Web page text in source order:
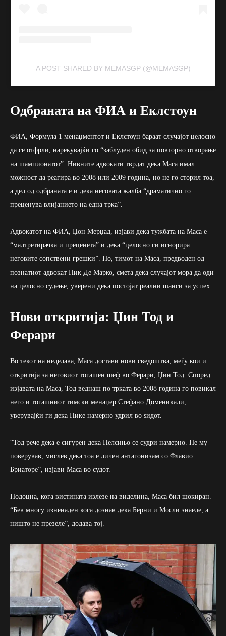
A POST SHARED BY MEMASGP (@MEMASGP)
Одбраната на ФИА и Еклстоун
ФИА, Формула 1 менаџментот и Еклстоун бараат случајот целосно
да се отфрли, нарекувајќи го “заблуден обид за повторно отворање
на шампионатот”. Нивните адвокати тврдат дека Маса имал
можност да реагира во 2008 или 2009 година, но не го сторил тоа,
а дел од одбраната е и дека неговата жалба “драматично го
преценува влијанието на една трка”.
Адвокатот на ФИА, Џон Мерџад, изјави дека тужбата на Маса е
“малтретирачка и преценета” и дека “целосно ги игнорира
неговите сопствени грешки”. Но, тимот на Маса, предводен од
познатиот адвокат Ник Де Марко, смета дека случајот мора да оди
на целосно судење, уверени дека постојат реални шанси за успех.
Нови откритија: Џин Тод и
Ферари
Во текот на неделава, Маса достави нови сведоштва, меѓу кои и
откритија за неговиот тогашен шеф во Ферари, Џин Тод. Според
изјавата на Маса, Тод веднаш по трката во 2008 година го повикал
него и тогашниот тимски менаџер Стефано Доменикали,
уверувајќи ги дека Пике намерно удрил во ѕидот.
“Тод рече дека е сигурен дека Нелсињо се судри намерно. Не му
поверував, мислев дека тоа е личен антагонизам со Флавио
Бриаторе”, изјави Маса во судот.
Подоцна, кога вистината излезе на виделина, Маса бил шокиран.
“Бев многу изненаден кога дознав дека Берни и Мосли знаеле, а
ништо не презеле”, додава тој.